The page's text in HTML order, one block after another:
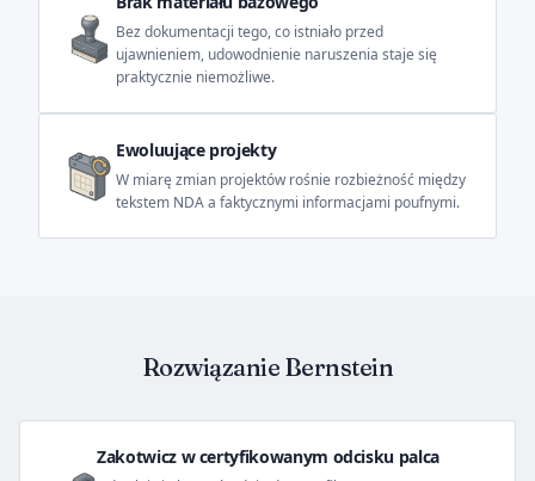
Bez dokumentacji tego, co istniało przed
ujawnieniem, udowodnienie naruszenia staje się
praktycznie niemożliwe.
Ewoluujące projekty
W miarę zmian projektów rośnie rozbieżność między
tekstem NDA a faktycznymi informacjami poufnymi.
Rozwiązanie Bernstein
Zakotwicz w certyfikowanym odcisku palca